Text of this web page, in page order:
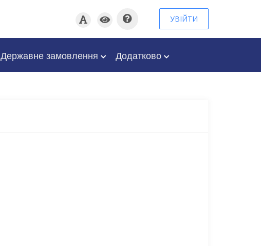
УВІЙТИ
Державне замовлення Додатково